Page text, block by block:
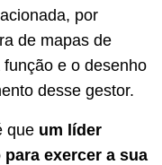
por
de mapas de
e o desenho
desse gestor.
que um líder
exercer a sua